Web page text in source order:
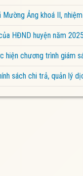
Ảng khoá II,
HĐND huyện năm
hiện chương trình giám
sách chi trả, quản lý